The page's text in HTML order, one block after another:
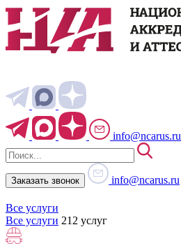
info@ncarus.ru
Заказать звонок info@ncarus.ru
Все услуги
Все услуги 212 услуг